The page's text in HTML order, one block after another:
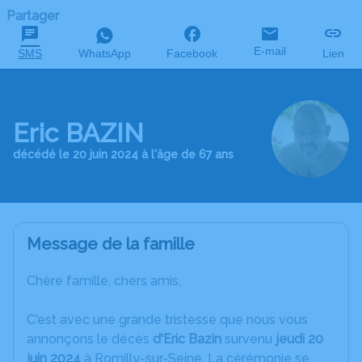
Partager
SMS WhatsApp Facebook E-mail Lien
Eric BAZIN
décédé le 20 juin 2024 à l'âge de 67 ans
Message de la famille
Chère famille, chers amis,
C'est avec une grande tristesse que nous vous
annonçons le décès d'Eric Bazin survenu jeudi 20
juin 2024 à Romilly-sur-Seine. La cérémonie se